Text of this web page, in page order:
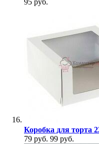
95 руб.
Коробка для торта
79 руб. 99 руб.